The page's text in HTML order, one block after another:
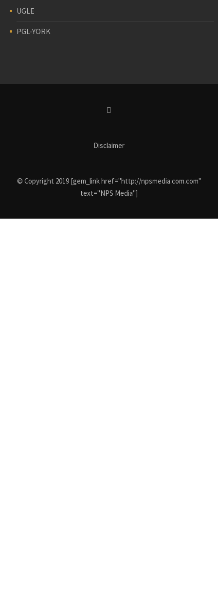
UGLE
PGL-YORK
Disclaimer
© Copyright 2019 [gem_link href="http://npsmedia.com.com"
text="NPS Media"]